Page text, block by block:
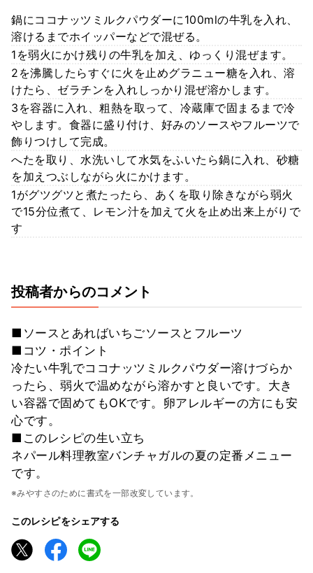
鍋にココナッツミルクパウダーに100mlの牛乳を入れ、
溶けるまでホイッパーなどで混ぜる。
1を弱火にかけ残りの牛乳を加え、ゆっくり混ぜます。
2を沸騰したらすぐに火を止めグラニュー糖を入れ、溶
けたら、ゼラチンを入れしっかり混ぜ溶かします。
3を容器に入れ、粗熱を取って、冷蔵庫で固まるまで冷
やします。食器に盛り付け、好みのソースやフルーツで
飾りつけして完成。
へたを取り、水洗いして水気をふいたら鍋に入れ、砂糖
を加えつぶしながら火にかけます。
1がグツグツと煮たったら、あくを取り除きながら弱火
で15分位煮て、レモン汁を加えて火を止め出来上がりで
す
投稿者からのコメント
■ソースとあればいちごソースとフルーツ
■コツ・ポイント
冷たい牛乳でココナッツミルクパウダー溶けづらか
ったら、弱火で温めながら溶かすと良いです。大き
い容器で固めてもOKです。卵アレルギーの方にも安
心です。
■このレシピの生い立ち
ネパール料理教室バンチャガルの夏の定番メニュー
です。
※みやすさのために書式を一部改変しています。
このレシピをシェアする